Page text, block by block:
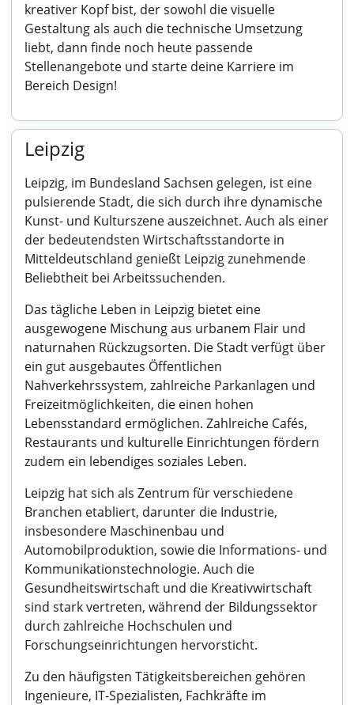
kreativer Kopf bist, der sowohl die visuelle
Gestaltung als auch die technische Umsetzung
liebt, dann finde noch heute passende
Stellenangebote und starte deine Karriere im
Bereich Design!
Leipzig
Leipzig, im Bundesland Sachsen gelegen, ist eine
pulsierende Stadt, die sich durch ihre dynamische
Kunst- und Kulturszene auszeichnet. Auch als einer
der bedeutendsten Wirtschaftsstandorte in
Mitteldeutschland genießt Leipzig zunehmende
Beliebtheit bei Arbeitssuchenden.
Das tägliche Leben in Leipzig bietet eine
ausgewogene Mischung aus urbanem Flair und
naturnahen Rückzugsorten. Die Stadt verfügt über
ein gut ausgebautes Öffentlichen
Nahverkehrssystem, zahlreiche Parkanlagen und
Freizeitmöglichkeiten, die einen hohen
Lebensstandard ermöglichen. Zahlreiche Cafés,
Restaurants und kulturelle Einrichtungen fördern
zudem ein lebendiges soziales Leben.
Leipzig hat sich als Zentrum für verschiedene
Branchen etabliert, darunter die Industrie,
insbesondere Maschinenbau und
Automobilproduktion, sowie die Informations- und
Kommunikationstechnologie. Auch die
Gesundheitswirtschaft und die Kreativwirtschaft
sind stark vertreten, während der Bildungssektor
durch zahlreiche Hochschulen und
Forschungseinrichtungen hervorsticht.
Zu den häufigsten Tätigkeitsbereichen gehören
Ingenieure, IT-Spezialisten, Fachkräfte im